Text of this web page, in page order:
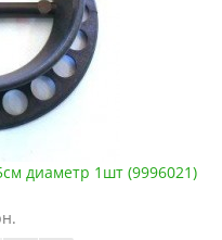
диаметр 1шт (9996021)